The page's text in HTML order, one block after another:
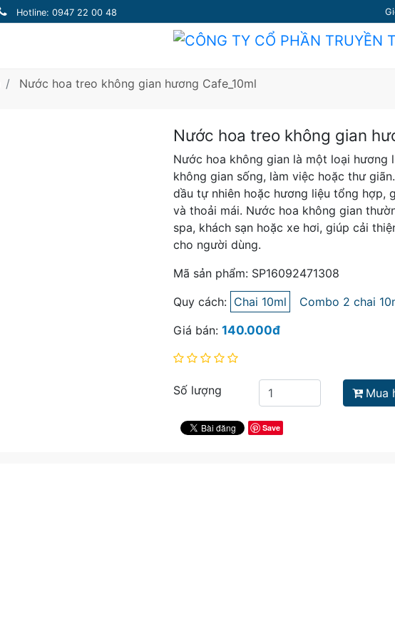
Hotline: 0947 22 00 48
Nước hoa treo không gian hương Cafe_10ml
Nước hoa treo không gian
Nước hoa không gian là một loại
không gian sống, làm việc hoặc thư
dầu tự nhiên hoặc hương liệu tổng hợp,
và thoải mái. Nước hoa không gian
spa, khách sạn hoặc xe hơi, giúp cải
cho người dùng.
Mã sản phẩm: SP16092471308
Quy cách: Chai 10ml
Combo 2 chai
Giá bán:140.000đ
Số lượng Mua
Save